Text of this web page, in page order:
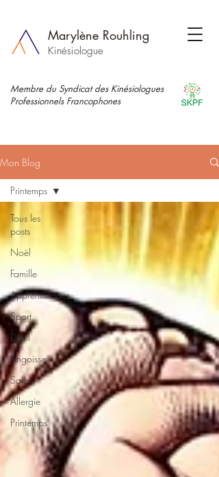
Marylène Rouhling
Kinésiologue
Membre du Syndicat des Kinésiologues
Professionnels Francophones
Mon Blog
Tous les
posts
Noël
Famille
Apprentissages
Sport
Deuil
Angoisse
Salon
Allergie
Printemps
Printemps